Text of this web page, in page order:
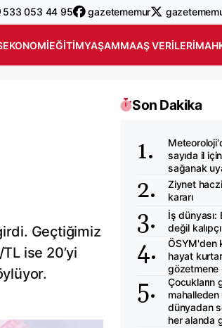
533 053 44 95 gazetememur
EKONOMIEĞITIMYAŞAMMAAŞ VERILERI
Geçtiğimiz
ise 20’yi
Son Dakika
sayıda il
sağanak
Ziynet
kararı
İş dünyası:
değil
ÖSYM'den
hayat
gözetmene
Çocukların
dünyadan
her alanda